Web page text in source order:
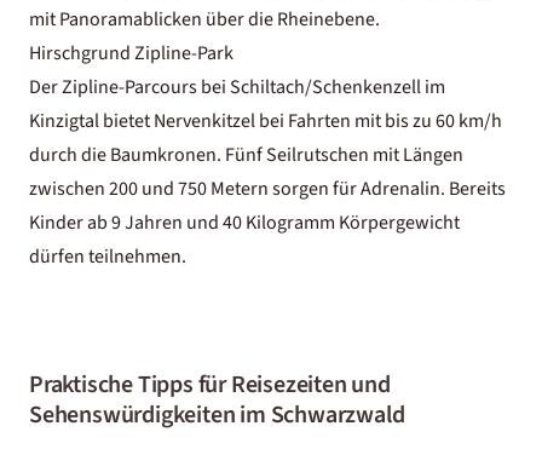
mit Panoramablicken über die Rheinebene.
Hirschgrund Zipline-Park
Der Zipline-Parcours bei Schiltach/Schenkenzell im
Kinzigtal bietet Nervenkitzel bei Fahrten mit bis zu 60 km/h
durch die Baumkronen. Fünf Seilrutschen mit Längen
zwischen 200 und 750 Metern sorgen für Adrenalin. Bereits
Kinder ab 9 Jahren und 40 Kilogramm Körpergewicht
dürfen teilnehmen.
Praktische Tipps für Reisezeiten und
Sehenswürdigkeiten im Schwarzwald